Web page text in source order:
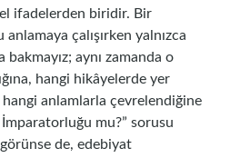
ifadelerden biridir. Bir
çalışırken yalnızca
aynı zamanda o
hangi hikâyelerde yer
hangi anlamlarla çevrelendiğine
İmparatorluğu mu?” sorusu
de, edebiyat